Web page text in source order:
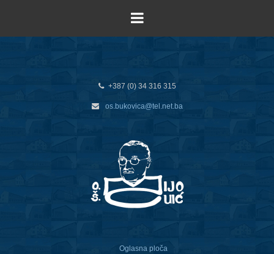
+387 (0) 34 316 315
os.bukovica@tel.net.ba
Oglasna ploča